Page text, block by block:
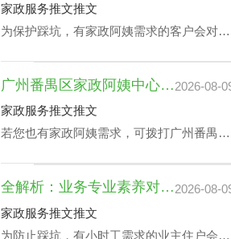
家政服务推文推文
为保护踩坑，有家政阿姨需求的客户会对多
的同时获取更多增值服务平台。影响广州家
政公司住家价位的关键部分有哪些成分？丰
泽园将用HR下面文章做析述。
广州番禺区家政阿姨中心价钱：品牌声誉与实际服务水平2026-08-
家政服务推文推文
若您也有家政阿姨需求，可拨打广州番禺区
原则下协配合适的阿姨。
全解析：业务专业素养对家政中心荔湾小时工费用的真影响2026-08-
家政服务推文推文
为防止踩坑，有小时工需求的业主住户会对